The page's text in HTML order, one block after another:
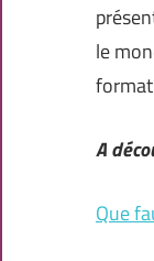
le
A
Que